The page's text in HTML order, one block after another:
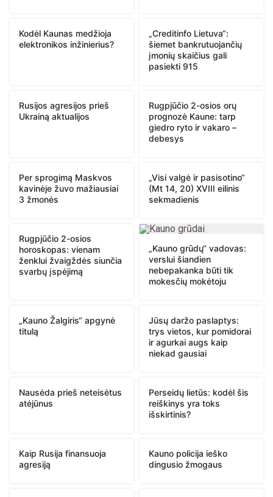
Kodėl Kaunas medžioja
elektronikos inžinierius?
„Creditinfo Lietuva“:
šiemet bankrutuojančių
įmonių skaičius gali
pasiekti 915
Rusijos agresijos prieš
Ukrainą aktualijos
Rugpjūčio 2-osios orų
prognozė Kaune: tarp
giedro ryto ir vakaro –
debesys
Per sprogimą Maskvos
kavinėje žuvo mažiausiai
3 žmonės
„Visi valgė ir pasisotino“
(Mt 14, 20) XVIII eilinis
sekmadienis
Rugpjūčio 2-osios
horoskopas: vienam
ženklui žvaigždės siunčia
svarbų įspėjimą
„Kauno grūdų“ vadovas:
verslui šiandien
nebepakanka būti tik
mokesčių mokėtoju
„Kauno Žalgiris“ apgynė
titulą
Jūsų daržo paslaptys:
trys vietos, kur pomidorai
ir agurkai augs kaip
niekad gausiai
Nausėda prieš neteisėtus
atėjūnus
Perseidų lietūs: kodėl šis
reiškinys yra toks
išskirtinis?
Kaip Rusija finansuoja
agresiją
Kauno policija ieško
dingusio žmogaus